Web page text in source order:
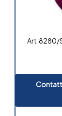
Art.8280/S